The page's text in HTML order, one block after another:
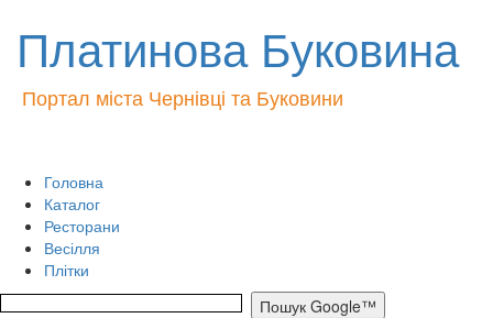
Платинова Буковина
Портал міста Чернівці та Буковини
Головна
Каталог
Ресторани
Весілля
Плітки